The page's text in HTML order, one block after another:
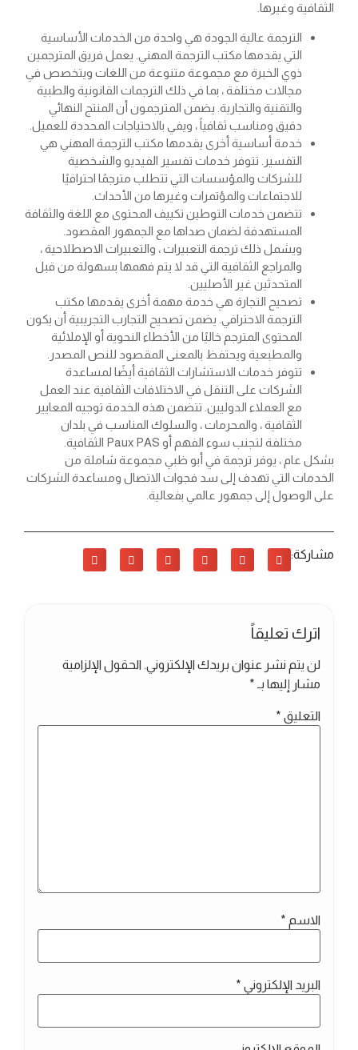
الثقافية وغيرها.
الترجمة عالية الجودة هي واحدة من الخدمات الأساسية
التي يقدمها مكتب الترجمة المهني. يعمل فريق المترجمين
ذوي الخبرة مع مجموعة متنوعة من اللغات ويتخصص في
مجالات مختلفة ، بما في ذلك الترجمات القانونية والطبية
والتقنية والتجارية. يضمن المترجمون أن المنتج النهائي
دقيق ومناسب ثقافياً ، ويفي بالاحتياجات المحددة للعميل.
خدمة أساسية أخرى يقدمها مكتب الترجمة المهني هي
التفسير. تتوفر خدمات تفسير الفيديو والشخصية
للشركات والمؤسسات التي تتطلب مترجمًا احترافيًا
للاجتماعات والمؤتمرات وغيرها من الأحداث.
تتضمن خدمات التوطين تكييف المحتوى مع اللغة والثقافة
المستهدفة لضمان صداها مع الجمهور المقصود.
ويشمل ذلك ترجمة التعبيرات ، والتعبيرات الاصطلاحية ،
والمراجع الثقافية التي قد لا يتم فهمها بسهولة من قبل
المتحدثين غير الأصليين.
تصحيح التجارة هي خدمة مهمة أخرى يقدمها مكتب
الترجمة الاحترافي. يضمن تصحيح التجارب التجريبية أن يكون
المحتوى المترجم خاليًا من الأخطاء النحوية أو الإملائية
والمطبعية ويحتفظ بالمعنى المقصود للنص المصدر.
تتوفر خدمات الاستشارات الثقافية أيضًا لمساعدة
الشركات على التنقل في الاختلافات الثقافية عند العمل
مع العملاء الدوليين. تتضمن هذه الخدمة توجيه المعايير
الثقافية ، والمحرمات ، والسلوك المناسب في بلدان
مختلفة لتجنب سوء الفهم أو Paux PAS الثقافية.
بشكل عام ، يوفر ترجمة في أبو ظبي مجموعة شاملة من
الخدمات التي تهدف إلى سد فجوات الاتصال ومساعدة الشركات
على الوصول إلى جمهور عالمي بفعالية.
مشاركة:
اترك تعليقاً
لن يتم نشر عنوان بريدك الإلكتروني. الحقول الإلزامية
مشار إليها بـ *
التعليق *
الاسم *
البريد الإلكتروني *